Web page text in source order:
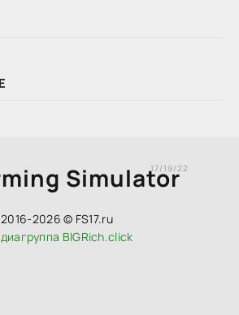
Simulator
17/19/22
2016-2026 © FS17.ru
BIGRich.click